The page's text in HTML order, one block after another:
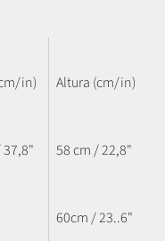
in) Altura (cm/in)
58 cm / 22,8"
60cm / 23..6"